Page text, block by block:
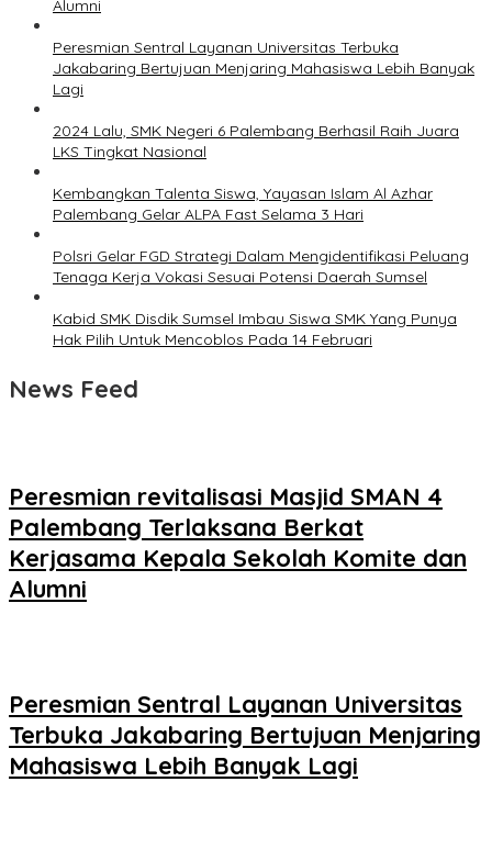
Alumni
Peresmian Sentral Layanan Universitas Terbuka
Jakabaring Bertujuan Menjaring Mahasiswa Lebih Banyak
Lagi
2024 Lalu, SMK Negeri 6 Palembang Berhasil Raih Juara
LKS Tingkat Nasional
Kembangkan Talenta Siswa, Yayasan Islam Al Azhar
Palembang Gelar ALPA Fast Selama 3 Hari
Polsri Gelar FGD Strategi Dalam Mengidentifikasi Peluang
Tenaga Kerja Vokasi Sesuai Potensi Daerah Sumsel
Kabid SMK Disdik Sumsel Imbau Siswa SMK Yang Punya
Hak Pilih Untuk Mencoblos Pada 14 Februari
News Feed
Peresmian revitalisasi Masjid SMAN 4
Palembang Terlaksana Berkat
Kerjasama Kepala Sekolah Komite dan
Alumni
Peresmian Sentral Layanan Universitas
Terbuka Jakabaring Bertujuan Menjaring
Mahasiswa Lebih Banyak Lagi